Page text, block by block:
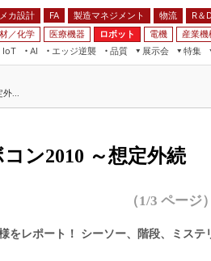
メカ設計 FA 製造マネジメント 物流 R＆
／化学 医療機器 ロボット 電機 産業機
IoT
AI
エッジ逆襲 品質
展示会
FRONTIER
特集
...
ン2010 ～想定外続
（1/3 ページ）
をレポート！ シーソー、階段、ミステ